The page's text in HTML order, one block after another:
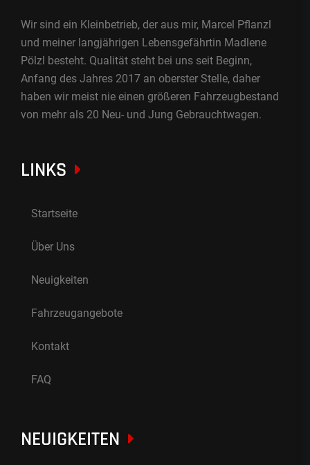
Wir sind ein Kleinbetrieb, der aus mir, Marcel Pflanzl
und meiner langjährigen Lebensgefährtin Madlene
Pölzl besteht. Qualität steht bei uns seit Beginn,
Anfang des Jahres 2017 an oberster Stelle, daher
haben wir meist nie einen größeren Fahrzeugbestand
von mehr als 20 Neu- und Jung Gebrauchtwagen.
LINKS
Startseite
Über Uns
Neuigkeiten
Fahrzeugangebote
Kontakt
FAQ
NEUIGKEITEN